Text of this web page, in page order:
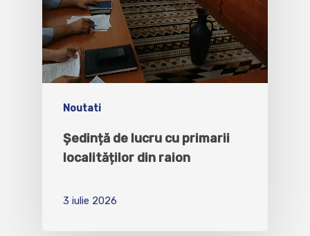
Noutati
Ședință de lucru cu primarii
localităților din raion
3 iulie 2026